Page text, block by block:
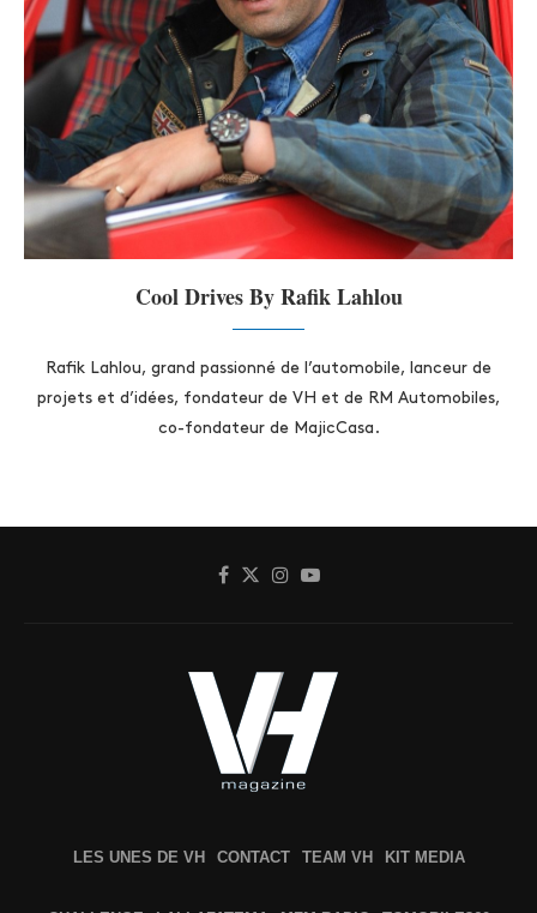
Cool Drives By Rafik Lahlou
Rafik Lahlou, grand passionné de l’automobile, lanceur de
projets et d’idées, fondateur de VH et de RM Automobiles,
co-fondateur de MajicCasa.
LES UNES DE VH CONTACT TEAM VH KIT MEDIA